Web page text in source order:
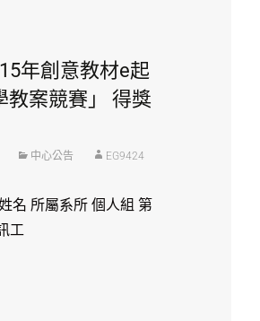
年創意教材e起
教案競賽」 得獎
中心公告 EG9424
名 所屬系所 個人組 第
工